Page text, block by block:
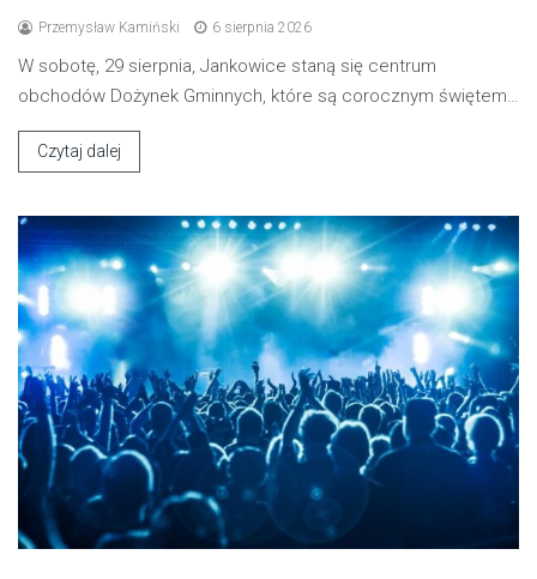
Przemysław Kamiński 6 sierpnia 2026
W sobotę, 29 sierpnia, Jankowice staną się centrum
obchodów Dożynek Gminnych, które są corocznym świętem…
Czytaj dalej